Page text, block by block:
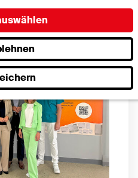
grundlegende
die einwandfreie Funktion
Website
Benutzer ausgewählten